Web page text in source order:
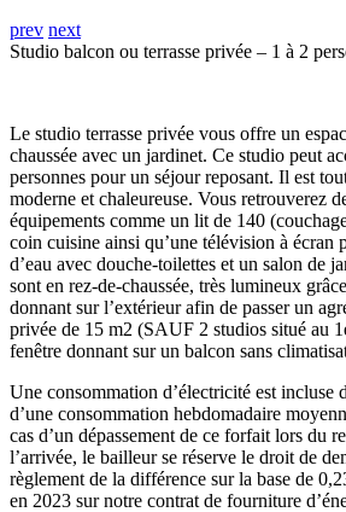
prev next
Studio balcon ou terrasse privée – 1 à 2
Le studio terrasse privée vous offre un
chaussée avec un jardinet. Ce studio peut
personnes pour un séjour reposant. Il est
moderne et chaleureuse. Vous retrouverez
équipements comme un lit de 140
coin cuisine ainsi qu’une télévision à
d’eau avec douche-toilettes et un salon de
sont en rez-de-chaussée, très lumineux
donnant sur l’extérieur afin de passer un
privée de 15 m2 (SAUF 2 studios situé au
fenêtre donnant sur un balcon sans
Une consommation d’électricité est incluse
d’une consommation hebdomadaire
cas d’un dépassement de ce forfait lors du
l’arrivée, le bailleur se réserve le droit de
règlement de la différence sur la base de
en 2023 sur notre contrat de fourniture